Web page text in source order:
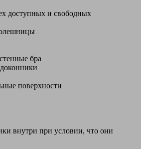
доступных и свободных
бра
поверхности
внутри при условии, что они